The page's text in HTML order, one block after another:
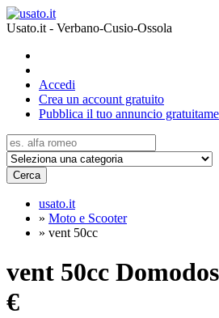
Usato.it - Verbano-Cusio-Ossola
Accedi
Crea un account gratuito
Pubblica il tuo annuncio
Cerca
usato.it
» Moto e Scooter
» vent 50cc
vent 50cc
€